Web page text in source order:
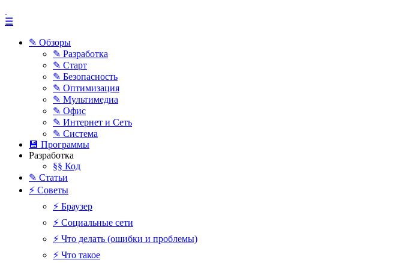
☰
✎ Обзоры
✎ Разработка
✎ Старт
✎ Безопасность
✎ Оптимизация
✎ Мультимедиа
✎ Офис
✎ Интернет и Сеть
✎ Система
💾 Программы
Разработка
§§ Код
✎ Статьи
⚡ Советы
⚡ Браузер
⚡ Социальные сети
⚡ Что делать (ошибки и проблемы)
⚡ Что такое